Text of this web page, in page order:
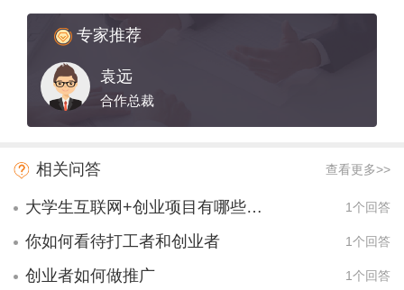
专家推荐
袁远
合作总裁
相关问答 查看更多>>
大学生互联网+创业项目有哪些项目？ 1个回答
你如何看待打工者和创业者 1个回答
创业者如何做推广 1个回答